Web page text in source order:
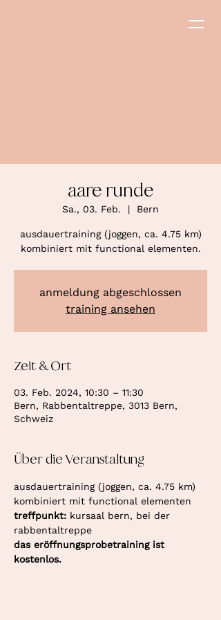
aare runde
Sa., 03. Feb.
  |
Bern
ausdauertraining (joggen, ca. 4.75 km)
kombiniert mit functional elementen.
anmeldung abgeschlossen
training ansehen
Zeit & Ort
03. Feb. 2024, 10:30 – 11:30
Bern, Rabbentaltreppe, 3013 Bern,
Schweiz
Über die Veranstaltung
ausdauertraining (joggen, ca. 4.75 km)
kombiniert mit functional elementen
treffpunkt: kursaal bern, bei der
rabbentaltreppe
das eröffnungsprobetraining ist
kostenlos.